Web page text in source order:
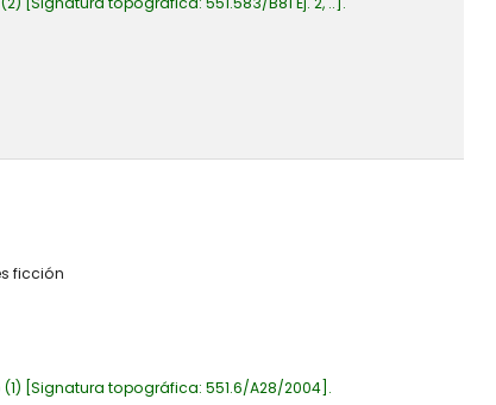
ficción
(1) Signatura topográfica: 551.6/A28/2004 .